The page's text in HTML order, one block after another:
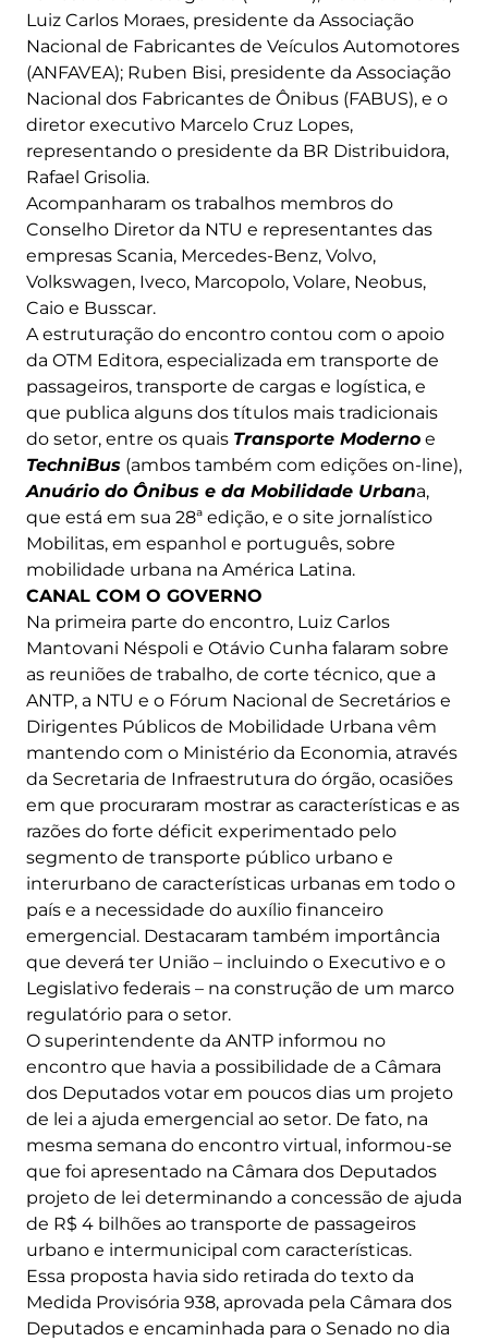
Luiz Carlos Moraes, presidente da Associação
Nacional de Fabricantes de Veículos Automotores
(ANFAVEA); Ruben Bisi, presidente da Associação
Nacional dos Fabricantes de Ônibus (FABUS), e o
diretor executivo Marcelo Cruz Lopes,
representando o presidente da BR Distribuidora,
Rafael Grisolia.
Acompanharam os trabalhos membros do
Conselho Diretor da NTU e representantes das
empresas Scania, Mercedes-Benz, Volvo,
Volkswagen, Iveco, Marcopolo, Volare, Neobus,
Caio e Busscar.
A estruturação do encontro contou com o apoio
da OTM Editora, especializada em transporte de
passageiros, transporte de cargas e logística, e
que publica alguns dos títulos mais tradicionais
do setor, entre os quais Transporte Moderno e
TechniBus (ambos também com edições on-line),
Anuário do Ônibus e da Mobilidade Urbana,
que está em sua 28ª edição, e o site jornalístico
Mobilitas, em espanhol e português, sobre
mobilidade urbana na América Latina.
CANAL COM O GOVERNO
Na primeira parte do encontro, Luiz Carlos
Mantovani Néspoli e Otávio Cunha falaram sobre
as reuniões de trabalho, de corte técnico, que a
ANTP, a NTU e o Fórum Nacional de Secretários e
Dirigentes Públicos de Mobilidade Urbana vêm
mantendo com o Ministério da Economia, através
da Secretaria de Infraestrutura do órgão, ocasiões
em que procuraram mostrar as características e as
razões do forte déficit experimentado pelo
segmento de transporte público urbano e
interurbano de características urbanas em todo o
país e a necessidade do auxílio financeiro
emergencial. Destacaram também importância
que deverá ter União – incluindo o Executivo e o
Legislativo federais – na construção de um marco
regulatório para o setor.
O superintendente da ANTP informou no
encontro que havia a possibilidade de a Câmara
dos Deputados votar em poucos dias um projeto
de lei a ajuda emergencial ao setor. De fato, na
mesma semana do encontro virtual, informou-se
que foi apresentado na Câmara dos Deputados
projeto de lei determinando a concessão de ajuda
de R$ 4 bilhões ao transporte de passageiros
urbano e intermunicipal com características.
Essa proposta havia sido retirada do texto da
Medida Provisória 938, aprovada pela Câmara dos
Deputados e encaminhada para o Senado no dia